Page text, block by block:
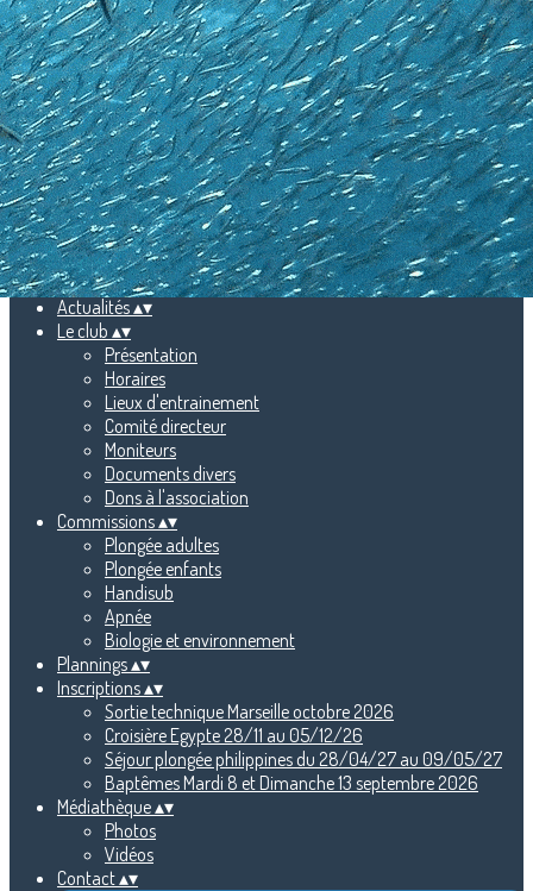
Exporter les lignes sélectionnées
Exporter toutes les colonnes
Exporter uniquement les colonnes affichées
Menu
Ajoutez un logo, un bouton, des réseaux sociaux
Cliquez pour éditer
Accueil▴▾
Actualités▴▾
Le club ▴▾
Présentation
Horaires
Lieux d'entrainement
Comité directeur
Moniteurs
Documents divers
Dons à l'association
Commissions▴▾
Plongée adultes
Plongée enfants
Handisub
Apnée
Biologie et environnement
Plannings▴▾
Inscriptions▴▾
Sortie technique Marseille octobre 2026
Croisière Egypte 28/11 au 05/12/26
Séjour plongée philippines du 28/04/27 au 09/05/27
Baptêmes Mardi 8 et Dimanche 13 septembre 2026
Médiathèque▴▾
Photos
Vidéos
Contact▴▾